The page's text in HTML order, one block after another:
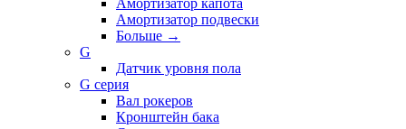
Амортизатор капота
Амортизатор подвески
Больше →
G
Датчик уровня пола
G серия
Вал рокеров
Кронштейн бака